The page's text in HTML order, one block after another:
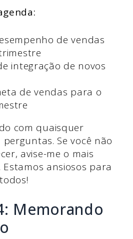
de vendas
integração de novos
de vendas para o
com quaisquer
Se você não
avise-me o mais
ansiosos para
Memorando